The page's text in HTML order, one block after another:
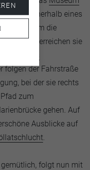
das innerhalb eines
rundum die
zeigt, erreichen sie
folgen der Fahrstraße
bei der sie rechts
zum
gehen. Auf
Ausblicke auf
.
folgt nun mit